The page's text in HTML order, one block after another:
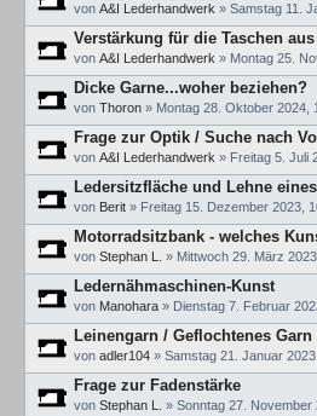
von A&I Lederhandwerk » Samstag 11.
Verstärkung für die Taschen
von A&I Lederhandwerk » Montag 25.
Dicke Garne...woher beziehen?
von Thoron » Montag 28. Oktober 2024,
Frage zur Optik / Suche nach
von A&I Lederhandwerk » Freitag 5. Juli
Ledersitzfläche und Lehne
von Berit » Freitag 15. Dezember 2023,
Motorradsitzbank - welches
von Stephan L. » Mittwoch 29. März
Ledernähmaschinen-Kunst
von Manohara » Dienstag 7. Februar
Leinengarn / Geflochtenes
von adler104 » Samstag 21. Januar
Frage zur Fadenstärke
von Stephan L. » Sonntag 27. November